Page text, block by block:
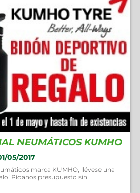
NEUMÁTICOS KUMHO
05/2017
marca KUMHO, llévese una
Pídanos presupuesto sin